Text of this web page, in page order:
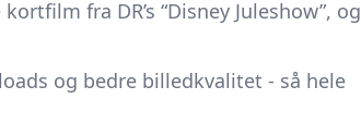
fra DR’s “Disney Juleshow”, og
og bedre billedkvalitet - så hele